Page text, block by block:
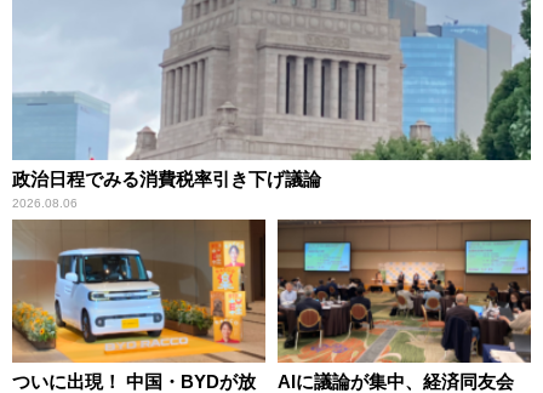
政治日程でみる消費税率引き下げ議論
2026.08.06
ついに出現！ 中国・BYDが放
AIに議論が集中、経済同友会